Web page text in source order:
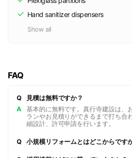
Hand sanitizer dispensers
Show all
FAQ
Q
見積は無料ですか？
A
基本的に無料です。真行寺建設は、
ランやお見積りができるまで打ち合
細設計、許可申請を行います。
Q 小規模リフォームとはどこからです